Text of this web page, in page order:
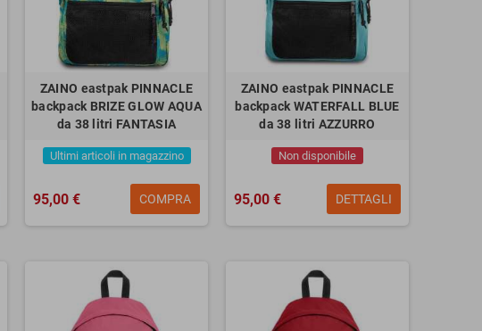
ZAINO eastpak PINNACLE
backpack BRIZE GLOW AQUA
da 38 litri FANTASIA
Ultimi articoli in magazzino
95,00 € COMPRA
ZAINO eastpak PINNACLE
backpack WATERFALL BLUE
da 38 litri AZZURRO
Non disponibile
95,00 € DETTAGLI